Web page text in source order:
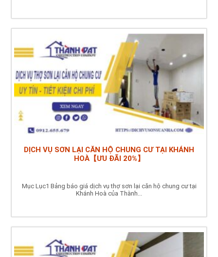
DỊCH VỤ SƠN LẠI CĂN HỘ CHUNG CƯ TẠI KHÁNH
HOÀ【ƯU ĐÃI 20%】
Mục Lục1 Bảng báo giá dịch vụ thợ sơn lại căn hộ chung cư tại
Khánh Hoà của Thành...